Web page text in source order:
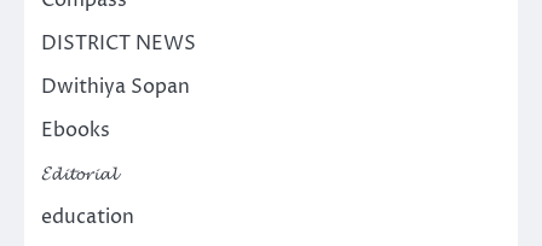
DISTRICT NEWS
Dwithiya Sopan
Ebooks
𝓔𝓭𝓲𝓽𝓸𝓻𝓲𝓪𝓵
education